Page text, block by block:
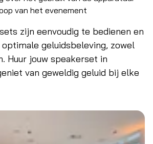
van het evenement
zijn eenvoudig te bedienen en
geluidsbeleving, zowel
Huur jouw speakerset in
van geweldig geluid bij elke